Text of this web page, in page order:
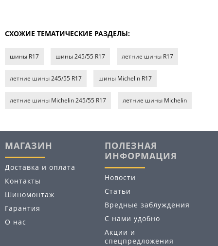
СХОЖИЕ ТЕМАТИЧЕСКИЕ РАЗДЕЛЫ:
шины R17 шины 245/55 R17 летние шины R17
летние шины 245/55 R17 шины Michelin R17
летние шины Michelin 245/55 R17 летние шины Michelin
МАГАЗИН
Доставка и оплата
Контакты
Шиномонтаж
Гарантия
О нас
ПОЛЕЗНАЯ
ИНФОРМАЦИЯ
Новости
Статьи
Вредные заблуждения
С нами удобно
Акции и
спецпредложения